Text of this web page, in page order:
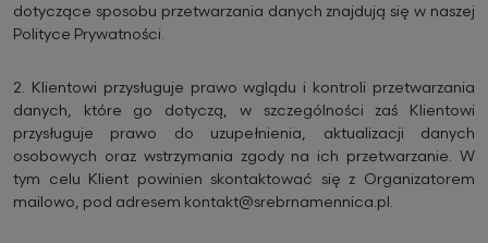
dotyczące sposobu przetwarzania danych znajdują się w naszej
Polityce Prywatności.
2. Klientowi przysługuje prawo wglądu i kontroli przetwarzania
danych, które go dotyczą, w szczególności zaś Klientowi
przysługuje prawo do uzupełnienia, aktualizacji danych
osobowych oraz wstrzymania zgody na ich przetwarzanie. W
tym celu Klient powinien skontaktować się z Organizatorem
mailowo, pod adresem kontakt@srebrnamennica.pl.